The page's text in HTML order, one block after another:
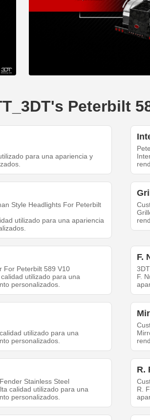
Peterbilt
para una apariencia y
Style Headlights For Peterbilt
utilizado para una apariencia
For Peterbilt 589 V10
utilizado para una
personalizados.
F.
F.
utilizado para una
personalizados.
Stainless Steel
calidad utilizado para una
personalizados.
R.
R.